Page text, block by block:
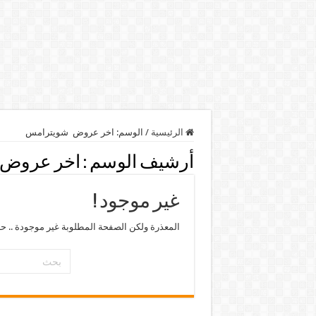
الرئيسية / الوسم: اخر عروض شويترامس
أرشيف الوسم : اخر
غير موجود !
المعذرة ولكن الصفحة المطلوبة غير موجودة